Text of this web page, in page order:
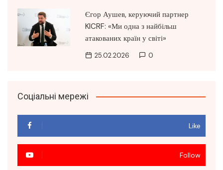
Єгор Аушев, керуючий партнер
KICRF: «Ми одна з найбільш
атакованих країн у світі»
25.02.2026 0
Соціальні мережі
Like
Follow